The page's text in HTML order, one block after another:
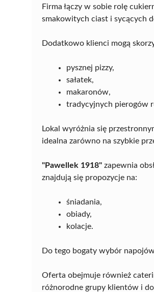
Firma łączy w sobie rolę
smakowitych ciast i sycących
Dodatkowo klienci mogą
pysznej pizzy,
sałatek,
makaronów,
tradycyjnych pierogów
Lokal wyróżnia się
idealna zarówno na szybkie
"Pawellek 1918" zapewnia
znajdują się propozycje na:
śniadania,
obiady,
kolacje.
Do tego bogaty wybór
Oferta obejmuje również
różnorodne grupy klientów i